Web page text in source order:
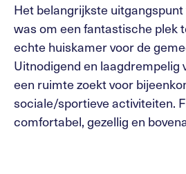
Het belangrijkste
was om een fantastische plek
echte huiskamer voor de
Uitnodigend en laagdrempelig
een ruimte zoekt voor
sociale/sportieve activiteiten.
comfortabel, gezellig en